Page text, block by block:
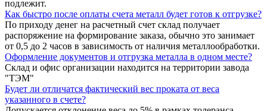
подлежит.
Как быстро после оплаты счета металл будет готов к отгрузке?
По приходу денег на расчетный счет склад получает
распоряжение на формирование заказа, обычно это занимает
от 0,5 до 2 часов в зависимость от наличия металлообработки.
Оформление документов и отгрузка металла в одном месте?
Склад и офис организации находится на территории завода
"ТЭМ"
Будет ли отличатся фактический вес проката от веса
указанного в счете?